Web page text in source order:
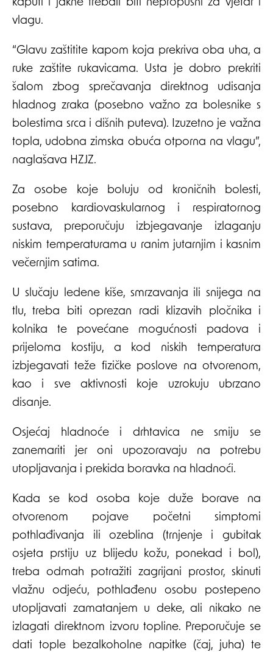
kaputi i jakne trebali biti nepropusni za vjetar i
vlagu.
“Glavu zaštitite kapom koja prekriva oba uha, a
ruke zaštite rukavicama. Usta je dobro prekriti
šalom zbog sprečavanja direktnog udisanja
hladnog zraka (posebno važno za bolesnike s
bolestima srca i dišnih puteva). Izuzetno je važna
topla, udobna zimska obuća otporna na vlagu”,
naglašava HZJZ.
Za osobe koje boluju od kroničnih bolesti,
posebno kardiovaskularnog i respiratornog
sustava, preporučuju izbjegavanje izlaganju
niskim temperaturama u ranim jutarnjim i kasnim
večernjim satima.
U slučaju ledene kiše, smrzavanja ili snijega na
tlu, treba biti oprezan radi klizavih pločnika i
kolnika te povećane mogućnosti padova i
prijeloma kostiju, a kod niskih temperatura
izbjegavati teže fizičke poslove na otvorenom,
kao i sve aktivnosti koje uzrokuju ubrzano
disanje.
Osjećaj hladnoće i drhtavica ne smiju se
zanemariti jer oni upozoravaju na potrebu
utopljavanja i prekida boravka na hladnoći.
Kada se kod osoba koje duže borave na
otvorenom pojave početni simptomi
pothlađivanja ili ozeblina (trnjenje i gubitak
osjeta prstiju uz blijedu kožu, ponekad i bol),
treba odmah potražiti zagrijani prostor, skinuti
vlažnu odjeću, pothlađenu osobu postepeno
utopljavati zamatanjem u deke, ali nikako ne
izlagati direktnom izvoru topline. Preporučuje se
dati tople bezalkoholne napitke (čaj, juha) te